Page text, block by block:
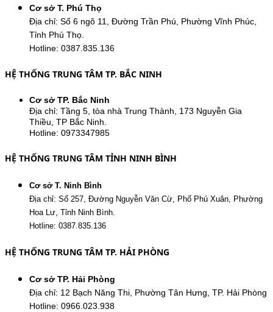
Cơ sở T. Phú Thọ
Địa chỉ: Số 6 ngõ 11, Đường Trần Phú, Phường Vĩnh Phúc,
Tỉnh Phú Thọ.
Hotline: 0387.835.136
HỆ THỐNG TRUNG TÂM TP. BẮC NINH
Cơ sở TP. Bắc Ninh
Địa chỉ: Tầng 5, tòa nhà Trung Thành, 173 Nguyễn Gia
Thiều, TP Bắc Ninh.
Hotline: 0973347985
HỆ THỐNG TRUNG TÂM TỈNH NINH BÌNH
Cơ sở T. Ninh Bình
Địa chỉ: Số 257, Đường Nguyễn Văn Cừ, Phố Phú Xuân, Phường
Hoa Lư, Tỉnh Ninh Bình.
Hotline: 0387.835.136
HỆ THỐNG TRUNG TÂM TP. HẢI PHÒNG
Cơ sở TP. Hải Phòng
Địa chỉ: 12 Bạch Năng Thi, Phường Tân Hưng, TP. Hải Phòng
Hotline: 0966.023.938